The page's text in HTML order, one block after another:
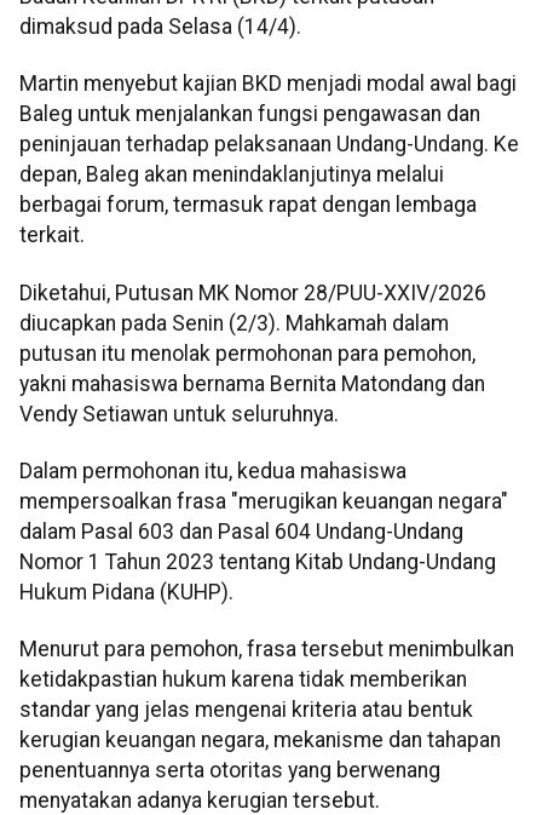
dimaksud pada Selasa (14/4).
Martin menyebut kajian BKD menjadi modal awal bagi
Baleg untuk menjalankan fungsi pengawasan dan
peninjauan terhadap pelaksanaan Undang-Undang. Ke
depan, Baleg akan menindaklanjutinya melalui
berbagai forum, termasuk rapat dengan lembaga
terkait.
Diketahui, Putusan MK Nomor 28/PUU-XXIV/2026
diucapkan pada Senin (2/3). Mahkamah dalam
putusan itu menolak permohonan para pemohon,
yakni mahasiswa bernama Bernita Matondang dan
Vendy Setiawan untuk seluruhnya.
Dalam permohonan itu, kedua mahasiswa
mempersoalkan frasa "merugikan keuangan negara"
dalam Pasal 603 dan Pasal 604 Undang-Undang
Nomor 1 Tahun 2023 tentang Kitab Undang-Undang
Hukum Pidana (KUHP).
Menurut para pemohon, frasa tersebut menimbulkan
ketidakpastian hukum karena tidak memberikan
standar yang jelas mengenai kriteria atau bentuk
kerugian keuangan negara, mekanisme dan tahapan
penentuannya serta otoritas yang berwenang
menyatakan adanya kerugian tersebut.